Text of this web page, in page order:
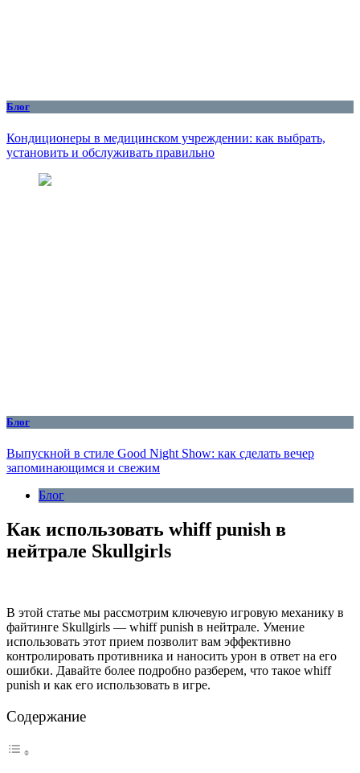
Блог
Кондиционеры в медицинском учреждении: как выбрать,
установить и обслуживать правильно
Блог
Выпускной в стиле Good Night Show: как сделать вечер
запоминающимся и свежим
Блог
Как использовать whiff punish в
нейтрале Skullgirls
В этой статье мы рассмотрим ключевую игровую механику в
файтинге Skullgirls — whiff punish в нейтрале. Умение
использовать этот прием позволит вам эффективно
контролировать противника и наносить урон в ответ на его
ошибки. Давайте более подробно разберем, что такое whiff
punish и как его использовать в игре.
Содержание